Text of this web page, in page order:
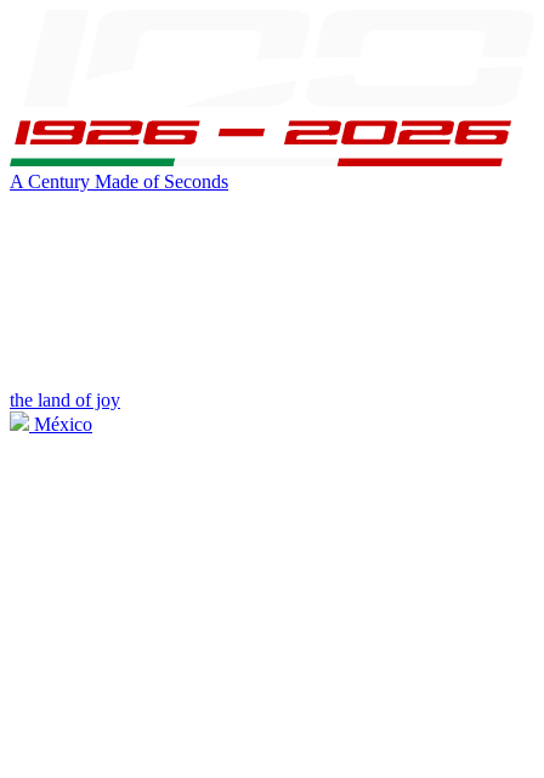
A Century Made of Seconds
the land of joy
México